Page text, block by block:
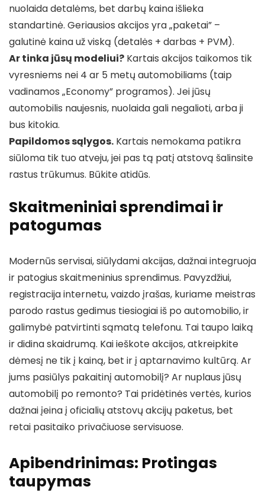
nuolaida detalėms, bet darbų kaina išlieka
standartinė. Geriausios akcijos yra „paketai” –
galutinė kaina už viską (detalės + darbas + PVM).
Ar tinka jūsų modeliui? Kartais akcijos taikomos tik
vyresniems nei 4 ar 5 metų automobiliams (taip
vadinamos „Economy” programos). Jei jūsų
automobilis naujesnis, nuolaida gali negalioti, arba ji
bus kitokia.
Papildomos sąlygos. Kartais nemokama patikra
siūloma tik tuo atveju, jei pas tą patį atstovą šalinsite
rastus trūkumus. Būkite atidūs.
Skaitmeniniai sprendimai ir
patogumas
Modernūs servisai, siūlydami akcijas, dažnai integruoja
ir patogius skaitmeninius sprendimus. Pavyzdžiui,
registracija internetu, vaizdo įrašas, kuriame meistras
parodo rastus gedimus tiesiogiai iš po automobilio, ir
galimybė patvirtinti sąmatą telefonu. Tai taupo laiką
ir didina skaidrumą. Kai ieškote akcijos, atkreipkite
dėmesį ne tik į kainą, bet ir į aptarnavimo kultūrą. Ar
jums pasiūlys pakaitinį automobilį? Ar nuplaus jūsų
automobilį po remonto? Tai pridėtinės vertės, kurios
dažnai įeina į oficialių atstovų akcijų paketus, bet
retai pasitaiko privačiuose servisuose.
Apibendrinimas: Protingas
taupymas